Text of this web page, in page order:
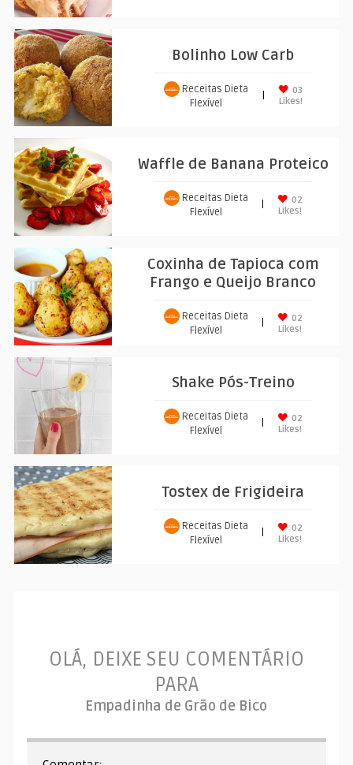
Bolinho Low Carb
Receitas Dieta
Flexível
|
03
Likes!
Waffle de Banana Proteico
Receitas Dieta
Flexível
02
Likes!
Coxinha de Tapioca com
Frango e Queijo Branco
Receitas Dieta
Flexível
02
Likes!
Shake Pós-Treino
Receitas Dieta
Flexível
02
Likes!
Tostex de Frigideira
Receitas Dieta
Flexível
02
Likes!
OLÁ, DEIXE SEU COMENTÁRIO
PARA
Empadinha de Grão de Bico